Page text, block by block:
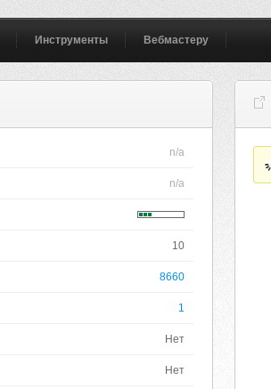
Инструменты Вебмастеру
n/a
n/a
10
8660
1
Нет
Нет